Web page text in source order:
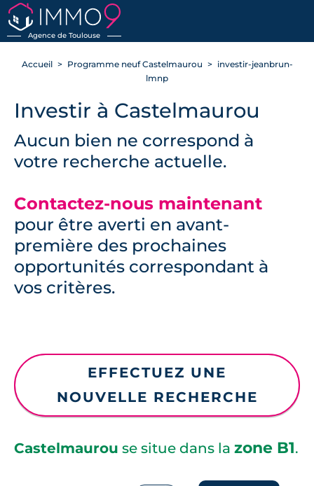
Agence de Toulouse
RETOUR
Accueil Programme neuf Castelmaurou
investir-jeanbrun-
lmnp
Investir à Castelmaurou
Aucun bien ne correspond à
votre recherche actuelle.
Contactez-nous maintenant
pour être averti en avant-
première des prochaines
opportunités correspondant à
vos critères.
EFFECTUEZ UNE
NOUVELLE RECHERCHE
Castelmaurou se situe dans la zone B1.